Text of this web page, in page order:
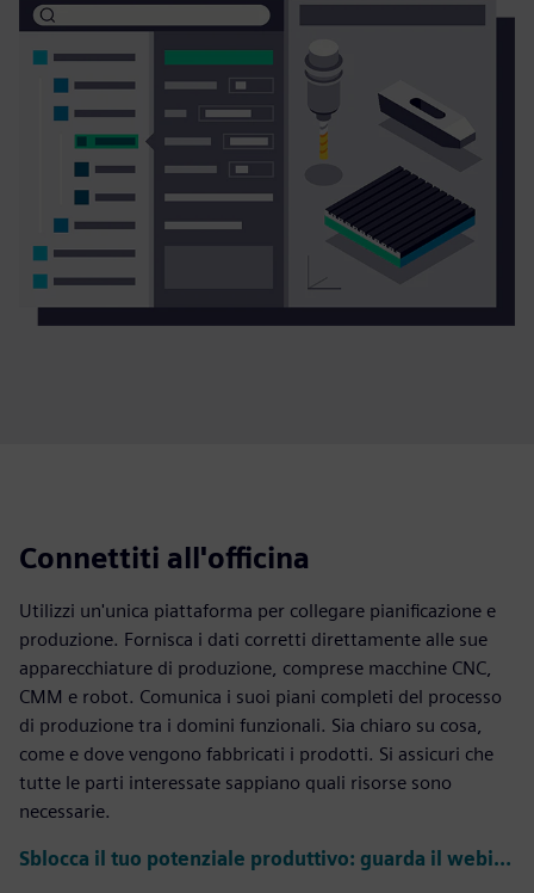
Connettiti all'officina
Utilizzi un'unica piattaforma per collegare pianificazione e
produzione. Fornisca i dati corretti direttamente alle sue
apparecchiature di produzione, comprese macchine CNC,
CMM e robot. Comunica i suoi piani completi del processo
di produzione tra i domini funzionali. Sia chiaro su cosa,
come e dove vengono fabbricati i prodotti. Si assicuri che
tutte le parti interessate sappiano quali risorse sono
necessarie.
Sblocca il tuo potenziale produttivo: guarda il webinar